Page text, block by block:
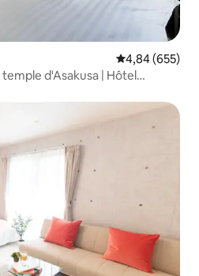
Évaluation
4,84 (655)
d'Asakusa | Hôtel
longue durée, chambre n° 202